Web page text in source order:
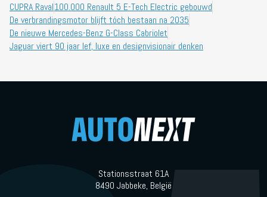
CUPRA Raval100.000 Renault 5 E-Tech Electric gebouwd
De verbrandingsmotor blijft tóch bestaan na 2035
De nieuwe Mercedes-Benz G-Class Cabriolet
Jaguar viert 90 jaar lef, luxe en designvisionair denken
Stationsstraat 61A
8490 Jabbeke, België